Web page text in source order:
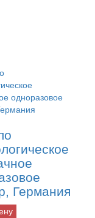
Германия